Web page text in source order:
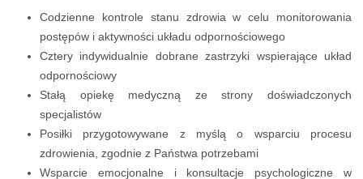
Codzienne kontrole stanu zdrowia w celu monitorowania
postępów i aktywności układu odpornościowego
Cztery indywidualnie dobrane zastrzyki wspierające układ
odpornościowy
Stałą opiekę medyczną ze strony doświadczonych
specjalistów
Posiłki przygotowywane z myślą o wsparciu procesu
zdrowienia, zgodnie z Państwa potrzebami
Wsparcie emocjonalne i konsultacje psychologiczne w